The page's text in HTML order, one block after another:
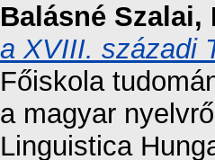
Balásné Szalai,
a XVIII. századi
Főiskola
a magyar
Linguistica